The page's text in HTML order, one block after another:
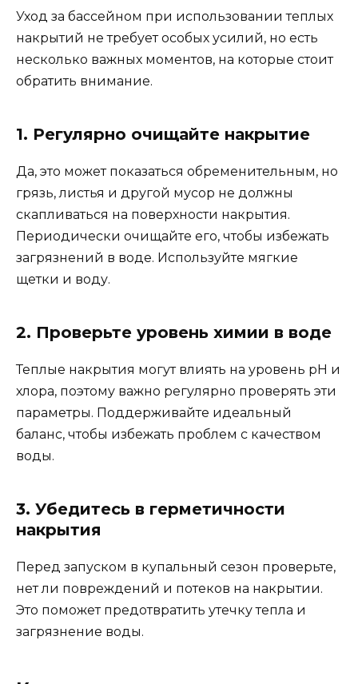
Уход за бассейном при использовании теплых
накрытий не требует особых усилий, но есть
несколько важных моментов, на которые стоит
обратить внимание.
1. Регулярно очищайте накрытие
Да, это может показаться обременительным, но
грязь, листья и другой мусор не должны
скапливаться на поверхности накрытия.
Периодически очищайте его, чтобы избежать
загрязнений в воде. Используйте мягкие
щетки и воду.
2. Проверьте уровень химии в воде
Теплые накрытия могут влиять на уровень pH и
хлора, поэтому важно регулярно проверять эти
параметры. Поддерживайте идеальный
баланс, чтобы избежать проблем с качеством
воды.
3. Убедитесь в герметичности
накрытия
Перед запуском в купальный сезон проверьте,
нет ли повреждений и потеков на накрытии.
Это поможет предотвратить утечку тепла и
загрязнение воды.